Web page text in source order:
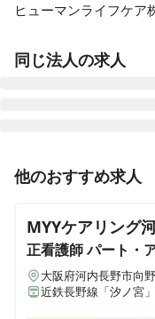
ヒューマンライフケア
同じ法人の求人
愛知県岡崎市井田西町13番16
ヒューマンライフケア
愛知県豊橋市忠興1丁目1番6
ヒューマンライフケア
他のおすすめ求人
MYYケアリング
正看護師パート・
大阪府河内長野市向
近鉄長野線「汐ノ宮